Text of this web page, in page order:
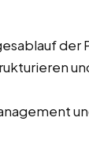
der